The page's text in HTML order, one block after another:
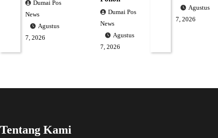
Dumai Pos
News
Agustus
7, 2026
Dumai Pos
News
Agustus
7, 2026
Agustus
7, 2026
Tentang Kami